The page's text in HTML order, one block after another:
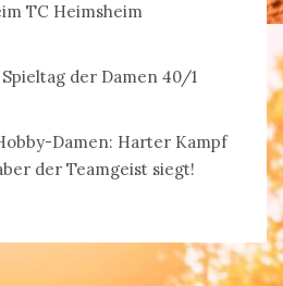
TC Heimsheim
der Damen 40/1
Damen: Harter Kampf
der Teamgeist siegt!